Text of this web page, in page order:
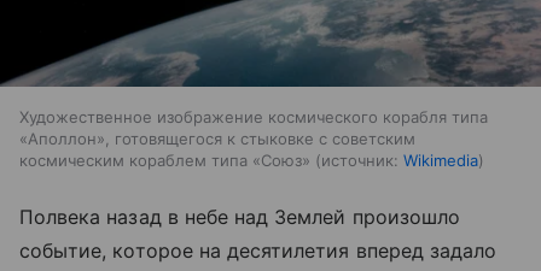
Художественное изображение космического корабля типа
«Аполлон», готовящегося к стыковке с советским
космическим кораблем типа «Союз»
источник: Wikimedia
Полвека назад в небе над Землей произошло
событие, которое на десятилетия вперед задало